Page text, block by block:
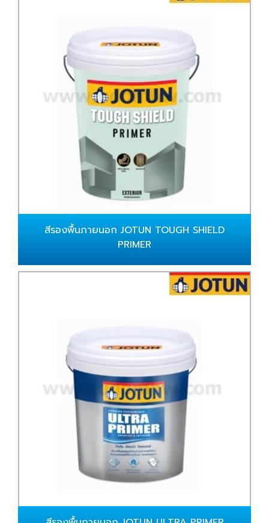
สีรองพื้นภายนอก JOTUN TOUGH SHIELD
PRIMER